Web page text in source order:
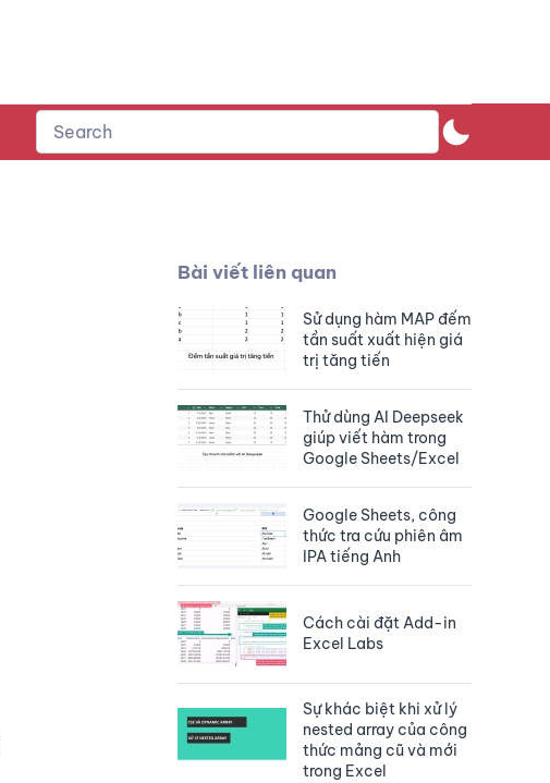
Bài viết liên quan
Sử dụng hàm MAP đếm
tần suất xuất hiện giá
trị tăng tiến
Thử dùng AI Deepseek
giúp viết hàm trong
Google Sheets/Excel
Google Sheets, công
thức tra cứu phiên âm
IPA tiếng Anh
Cách cài đặt Add-in
Excel Labs
Sự khác biệt khi xử lý
nested array của công
thức mảng cũ và mới
trong Excel